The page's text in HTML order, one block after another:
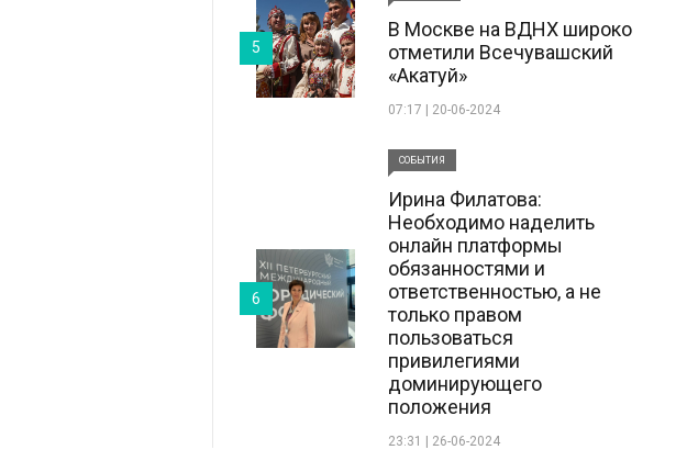
В Москве на ВДНХ широко
отметили Всечувашский
«Акатуй»
07:17 | 20-06-2024
5
СОБЫТИЯ
Ирина Филатова:
Необходимо наделить
онлайн платформы
обязанностями и
ответственностью, а не
только правом
пользоваться
привилегиями
доминирующего
положения
23:31 | 26-06-2024
6